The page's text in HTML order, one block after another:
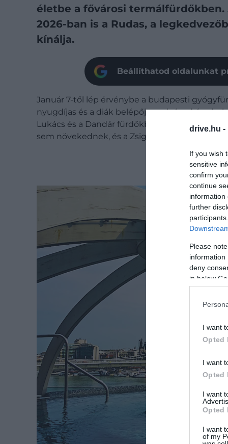
drive.hu -
If you wish
sensitive
confirm
continue
information
further
Please
information
deny
in below
I want
Opted
I want
Opted
I want
Opted
I want
of my
életbe a fővárosi
2026-ban is a Rudas, a
kínálja.
Beállíthatod oldalunkat
Január 7-től lép érvénybe a budapesti
nyugdíjas és a diák belépőjegyek ára drágul a
Lukács és a Dandár fürdőkben következik be.
sem növekednek, és a Zsigmondy